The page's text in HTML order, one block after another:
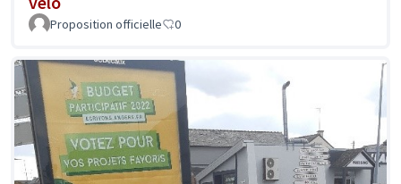
Proposition officielle 0